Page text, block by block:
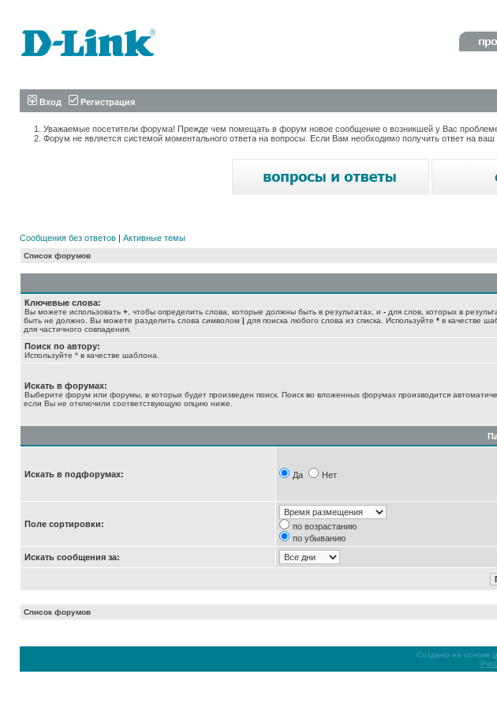
Вход Регистрация
Уважаемые посетители форума! Прежде чем помещать в форум новое сообщение о возникшей у Вас
Форум не является системой моментального ответа на вопросы. Если Вам необходимо получить ответ на
Сообщения без ответов | Активные темы
Список форумов
Ключевые слова:
Вы можете использовать + , чтобы определить слова, которые должны быть в результатах, и - для слов, которых в
быть не должно. Вы можете разделить слова символом | для поиска любого слова из списка. Используйте * в качестве
для частичного совпадения.
Поиск по автору:
Используйте * в качестве шаблона.
Искать в форумах:
Выберите форум или форумы, в которых будет произведен поиск. Поиск во вложенных форумах производится
если Вы не отключили соответствующую опцию ниже.
Искать в подфорумах: Да Нет
Поле сортировки:
по возрастанию
по убыванию
Искать сообщения за:
Список форумов
Создано на основе